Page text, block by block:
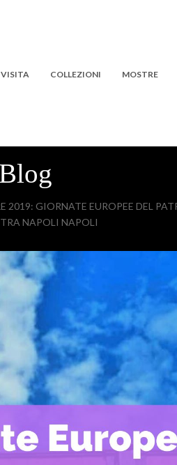
COLLEZIONI MOSTRE
Blog
2019: GIORNATE EUROPEE DEL
NAPOLI NAPOLI